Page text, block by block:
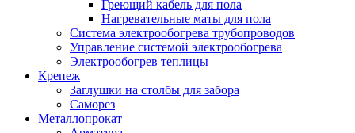
Греющий кабель для пола
Нагревательные маты для пола
Система электрообогрева трубопроводов
Управление системой электрообогрева
Электрообогрев теплицы
Крепеж
Заглушки на столбы для забора
Саморез
Металлопрокат